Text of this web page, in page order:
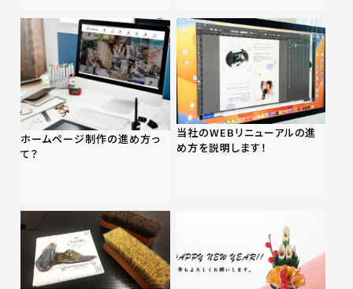
ホームページ制作の進め方っ
て？
当社のWEBリニューアルの進
め方を説明します！